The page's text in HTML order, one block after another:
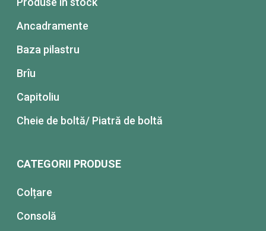
Ancadramente
Baza pilastru
Brîu
Capitoliu
Cheie de boltă/ Piatră de boltă
CATEGORII PRODUSE
Colțare
Consolă